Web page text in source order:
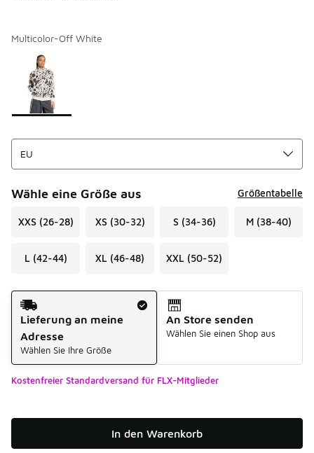
Multicolor-Off White
Seite 1 von 1 zeigt die Farben 1 bis 1 von 1 an.
Bitte wählen Sie einen Stil aus
Wähle eine Größe aus Größentabelle
XXS (26-28) XS (30-32) S (34-36) M (38-40)
L (42-44) XL (46-48) XXL (50-52)
Versandart
Lieferung an meine
Adresse
Wählen Sie Ihre Größe
An Store senden
Wählen Sie einen Shop aus
Kostenfreier Standardversand für FLX-Mitglieder
In den Warenkorb